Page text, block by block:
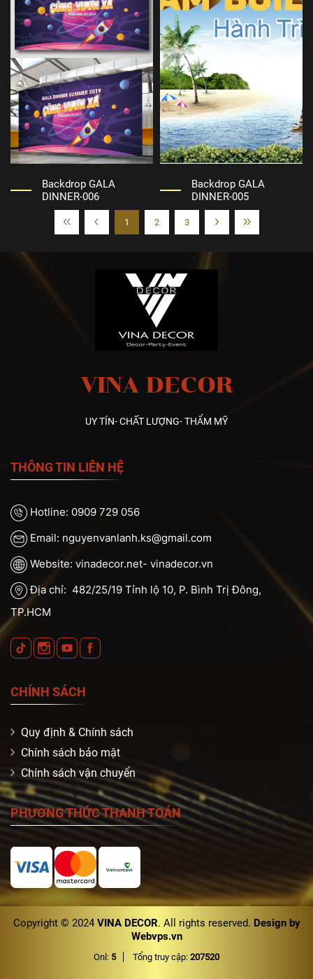
Backdrop GALA
DINNER-006
Backdrop GALA
DINNER-005
1 2 3
VINA DECOR
UY TÍN- CHẤT LƯỢNG- THẨM MỸ
THÔNG TIN LIÊN HỆ
Hotline: 0909 729 056
Email: nguyenvanlanh.ks@gmail.com
Website: vinadecor.net- vinadecor.vn
Địa chỉ: 482/25/19 Tỉnh lộ 10, P. Bình Trị Đông,
TP.HCM
CHÍNH SÁCH
Quy định & Chính sách
Chính sách bảo mật
Chính sách vận chuyển
PHƯƠNG THỨC THANH TOÁN
Copyright © 2024 VINA DECOR. All rights reserved. Design by
Webvps.vn
Onl: 5 Tổng truy cập: 207520